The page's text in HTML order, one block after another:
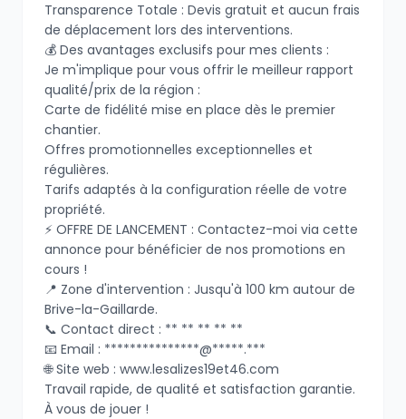
​Transparence Totale : Devis gratuit et aucun frais
de déplacement lors des interventions.
​💰 Des avantages exclusifs pour mes clients :
​Je m'implique pour vous offrir le meilleur rapport
qualité/prix de la région :
​Carte de fidélité mise en place dès le premier
chantier.
​Offres promotionnelles exceptionnelles et
régulières.
​Tarifs adaptés à la configuration réelle de votre
propriété.
​⚡ OFFRE DE LANCEMENT : Contactez-moi via cette
annonce pour bénéficier de nos promotions en
cours !
​📍 Zone d'intervention : Jusqu'à 100 km autour de
Brive-la-Gaillarde.
📞 Contact direct : ** ** ** ** **
📧 Email : ***************@*****.***
🌐 Site web : www.lesalizes19et46.com
​Travail rapide, de qualité et satisfaction garantie.
À vous de jouer !